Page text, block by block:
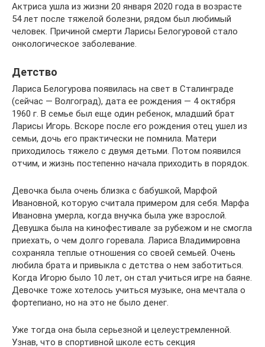
Актриса ушла из жизни 20 января 2020 года в возрасте
54 лет после тяжелой болезни, рядом был любимый
человек. Причиной смерти Ларисы Белогуровой стало
онкологическое заболевание.
Детство
Лариса Белогурова появилась на свет в Сталинграде
(сейчас — Волгоград), дата ее рождения — 4 октября
1960 г. В семье был еще один ребенок, младший брат
Ларисы Игорь. Вскоре после его рождения отец ушел из
семьи, дочь его практически не помнила. Матери
приходилось тяжело с двумя детьми. Потом появился
отчим, и жизнь постепенно начала приходить в порядок.
Девочка была очень близка с бабушкой, Марфой
Ивановной, которую считала примером для себя. Марфа
Ивановна умерла, когда внучка была уже взрослой.
Девушка была на кинофестивале за рубежом и не смогла
приехать, о чем долго горевала. Лариса Владимировна
сохраняла теплые отношения со своей семьей. Очень
любила брата и привыкла с детства о нем заботиться.
Когда Игорю было 10 лет, он стал учиться игре на баяне.
Девочке тоже хотелось учиться музыке, она мечтала о
фортепиано, но на это не было денег.
Уже тогда она была серьезной и целеустремленной.
Узнав, что в спортивной школе есть секция